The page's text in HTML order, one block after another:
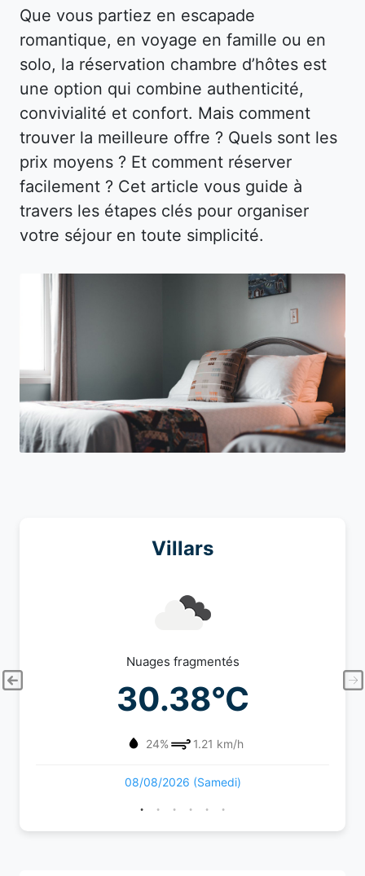
Que vous partiez en escapade
romantique, en voyage en famille ou en
solo, la réservation chambre d’hôtes est
une option qui combine authenticité,
convivialité et confort. Mais comment
trouver la meilleure offre ? Quels sont les
prix moyens ? Et comment réserver
facilement ? Cet article vous guide à
travers les étapes clés pour organiser
votre séjour en toute simplicité.
Villars
Nuages fragmentés
30.38°C
24% 1.21 km/h
08/08/2026 (Samedi)